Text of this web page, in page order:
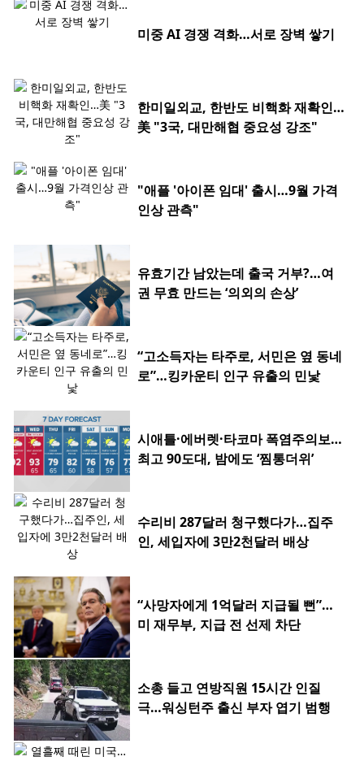
미중 AI 경쟁 격화…서로 장벽 쌓기
한미일외교, 한반도 비핵화 재확인…
美 "3국, 대만해협 중요성 강조"
"애플 '아이폰 임대' 출시…9월 가격
인상 관측"
유효기간 남았는데 출국 거부?…여
권 무효 만드는 ‘의외의 손상’
“고소득자는 타주로, 서민은 옆 동네
로”…킹카운티 인구 유출의 민낯
시애틀·에버렛·타코마 폭염주의보…
최고 90도대, 밤에도 ‘찜통더위’
수리비 287달러 청구했다가…집주
인, 세입자에 3만2천달러 배상
“사망자에게 1억달러 지급될 뻔”…
미 재무부, 지급 전 선제 차단
소총 들고 연방직원 15시간 인질
극…워싱턴주 출신 부자 엽기 범행